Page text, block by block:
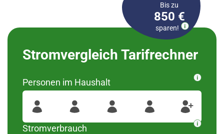
Stromvergleich Tarifrechner
Bis zu
850 €
sparen!
Personen im Haushalt
Stromverbrauch
Bitte wählen Sie Ihren
Ortsteil aus
Für Ihre Postleitzahl
#####
wurden diese Regionen
gefunden